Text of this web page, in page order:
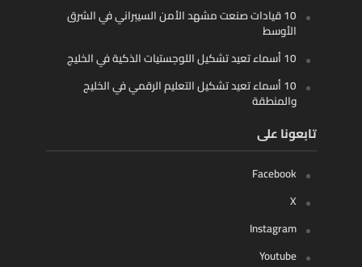
10 قيادات صنعت مشهد الأمن السيبراني في الشرق
الأوسط
10 أسماء تعيد تشكيل اللوجستيات الذكية في الخليج
10 أسماء تعيد تشكيل التعليم الرقمي في الخليج
والمنطقة
تابعونا على
Facebook
X
Instagram
Youtube